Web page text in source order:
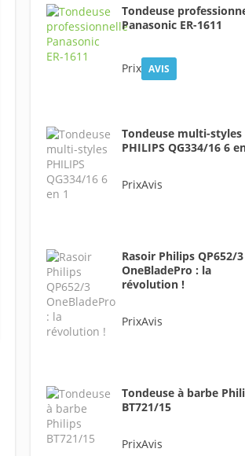
Tondeuse
Panasonic ER-1611
Prix AVIS
Tondeuse multi-styles
PHILIPS QG334/16 6
PrixAvis
Rasoir Philips QP652/3
OneBladePro : la
révolution !
PrixAvis
Tondeuse à barbe
BT721/15
PrixAvis